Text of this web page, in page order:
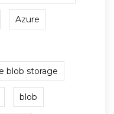
Azure
blob storage
blob